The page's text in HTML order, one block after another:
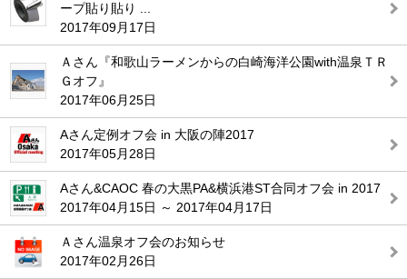
ープ貼り貼り ...
2017年09月17日
Ａさん『和歌山ラーメンからの白崎海洋公園with温泉ＴＲ
Ｇオフ』
2017年06月25日
Aさん定例オフ会 in 大阪の陣2017
2017年05月28日
Aさん&CAOC 春の大黒PA&横浜港ST合同オフ会 in 2017
2017年04月15日 ～ 2017年04月17日
Ａさん温泉オフ会のお知らせ
2017年02月26日